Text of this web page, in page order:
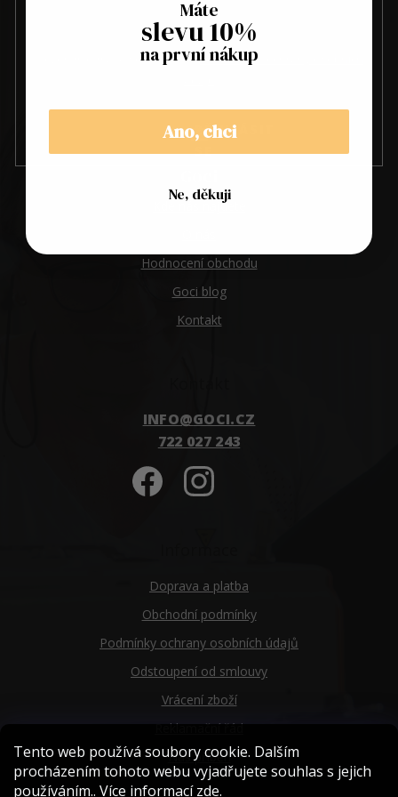
Tento web používá soubory cookie. Dalším
procházením tohoto webu vyjadřujete souhlas s jejich
používáním.. Více informacízde.
Vložením e-mailu souhlasíte spodmínkami ochrany osobních
PŘIHLÁSIT
SE
Kde nás najdete
Hodnocení obchodu
Goci blog
Kontakt
INFO@GOCI.CZ
722 027 243
Doprava a platba
Obchodní podmínky
Podmínky ochrany osobních údajů
Odstoupení od smlouvy
Vrácení zboží
Reklamační řád
Náš příběh
Máte
slevu 10%
na první nákup
Ano, chci
Ne, děkuji